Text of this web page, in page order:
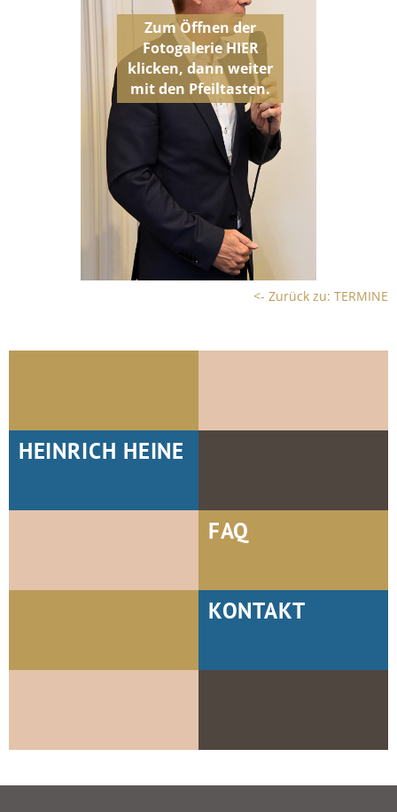
<- Zurück zu: TERMINE
HEINRICH HEINE
FAQ
KONTAKT